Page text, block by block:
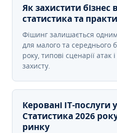
Як захистити бізнес
статистика та
Фішинг залишається одним
для малого та середнього
року, типові сценарії
захисту.
Керовані ІТ-послуги
Статистика 2026
ринку